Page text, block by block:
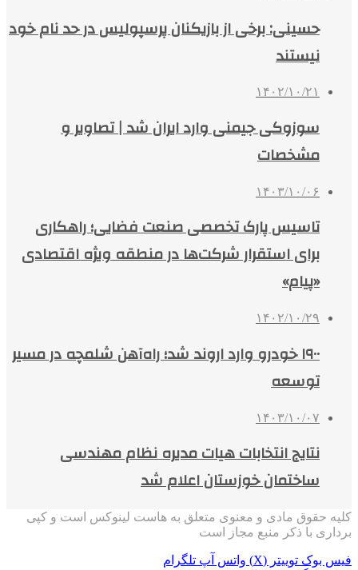
حسینی: برخی از بازیکنان پرسپولیس در حد نام خود
نیستند
۱۴۰۲/۱۰/۲۱
سوزوکی جیمنی وارد ایران شد | تصاویر و
مشخصات
۱۴۰۳/۱۰/۰۶
تاسیس پارک تخصصی صنعت فضایی؛ راهکاری
برای استقرار شرکت‌ها در منطقه ویژه اقتصادی
«پیام»
۱۴۰۲/۱۰/۲۹
۱۹۰۰ خودرو وارد اروند شد؛ راه‌آهن شلمچه در مسیر
توسعه
۱۴۰۳/۱۰/۰۷
نتایج انتخابات هیات مدیره نظام مهندسی
ساختمان خوزستان اعلام شد
کلیه حقوق مادی و معنوی متعلق به هاست لینوکس است و کپی
برداری با ذکر منبع مجاز است
فیس بوک توییتر (X) واتس آپ تلگرام